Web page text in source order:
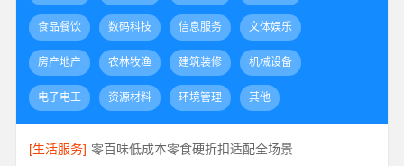
食品餐饮 数码科技 信息服务 文体娱乐
房产地产 农林牧渔 建筑装修 机械设备
电子电工 资源材料 环境管理 其他
[生活服务] 零百味低成本零食硬折扣适配全场景